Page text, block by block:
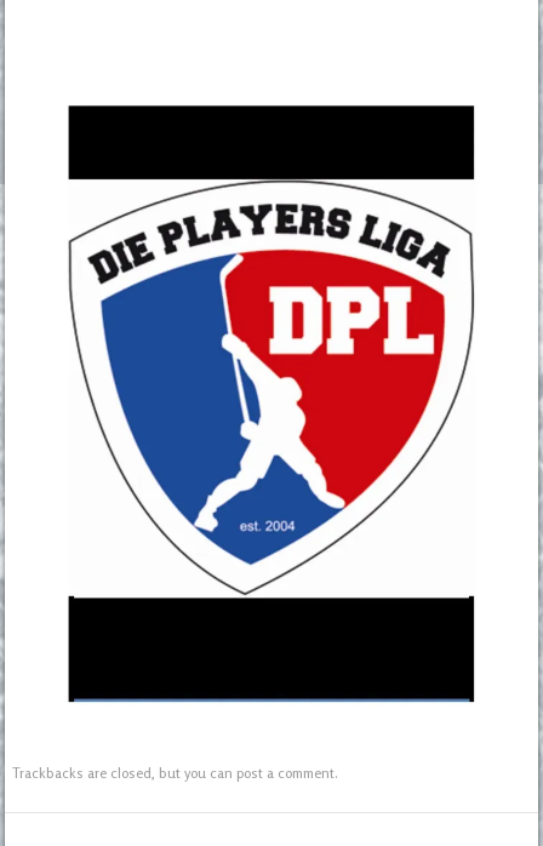
Trackbacks are closed, but you canpost a comment.